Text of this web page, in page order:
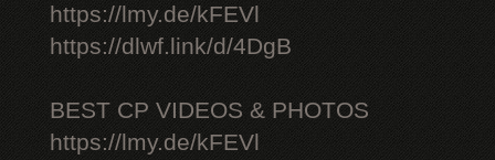
https://lmy.de/kFEVl
https://dlwf.link/d/4DgB
BEST CP VIDEOS & PHOTOS
https://lmy.de/kFEVl